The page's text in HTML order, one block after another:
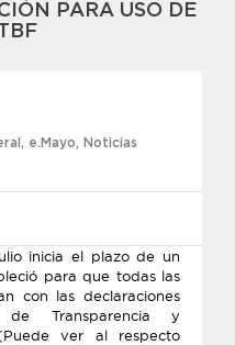
PARA USO DE
, e.Mayo, Noticias
inicia el plazo de un
para que todas las
con las declaraciones
Transparencia y
ver al respecto